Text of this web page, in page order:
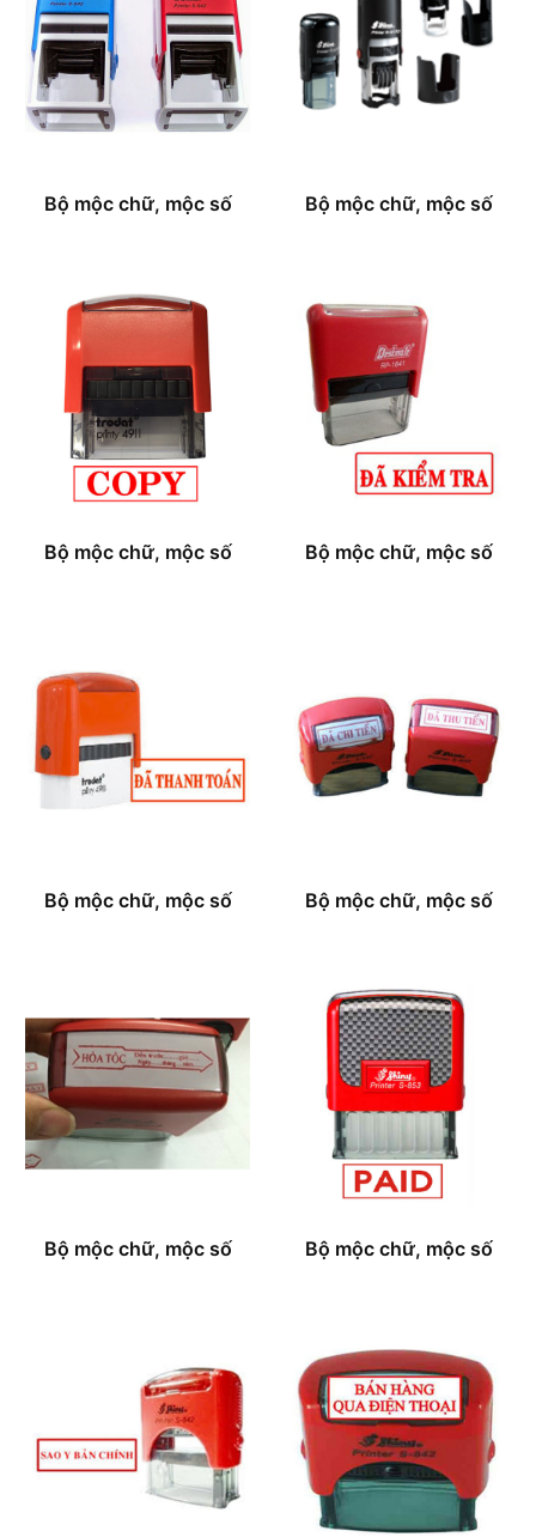
Bộ mộc chữ, mộc số Bộ mộc chữ, mộc số
Bộ mộc chữ, mộc số Bộ mộc chữ, mộc số
Bộ mộc chữ, mộc số Bộ mộc chữ, mộc số
Bộ mộc chữ, mộc số Bộ mộc chữ, mộc số